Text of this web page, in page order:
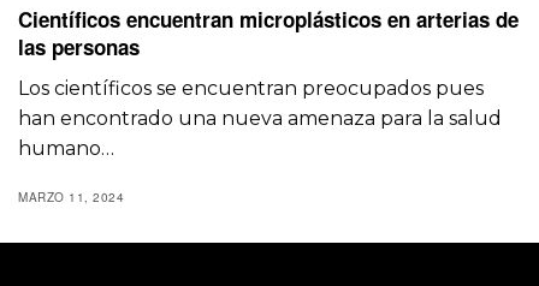
Científicos encuentran microplásticos en arterias de
las personas
Los científicos se encuentran preocupados pues
han encontrado una nueva amenaza para la salud
humano…
MARZO 11, 2024